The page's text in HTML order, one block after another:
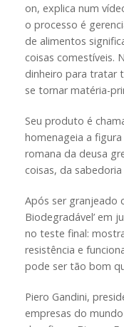
on, explica num
o processo é
de alimentos
coisas comestíveis.
dinheiro para tratar
se tornar matéria-
Seu produto é
homenageia a
romana da deusa
coisas, da
Após ser granjeado
Biodegradável’ em
no teste final:
resistência e
pode ser tão bom
Piero Gandini,
empresas do